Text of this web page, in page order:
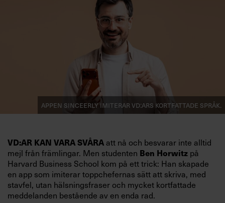
Appen Sinceerly imiterar vd:ars kortfattade språk.
VD:AR KAN VARA SVÅRAatt nå och besvarar inte alltid
mejl från främlingar. Men studenten Ben Horwitz på
Harvard Business School kom på ett trick: Han skapade
en app som imiterar toppchefernas sätt att skriva, med
stavfel, utan hälsningsfraser och mycket kortfattade
meddelanden bestående av en enda rad.